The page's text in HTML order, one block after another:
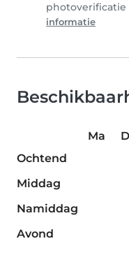
photoverificatie
informatie
Ma
Ochtend
Middag
Namiddag
Avond